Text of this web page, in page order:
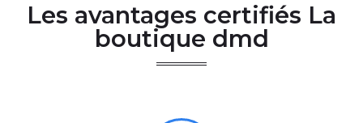
Les avantages certifiés La
boutique dmd